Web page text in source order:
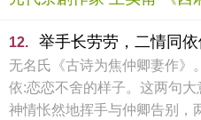
12. 举手长劳劳，二情同依
无名氏《古诗为焦仲卿妻作》
依:恋恋不舍的样子。这两句
神情怅然地挥手与仲卿告别，